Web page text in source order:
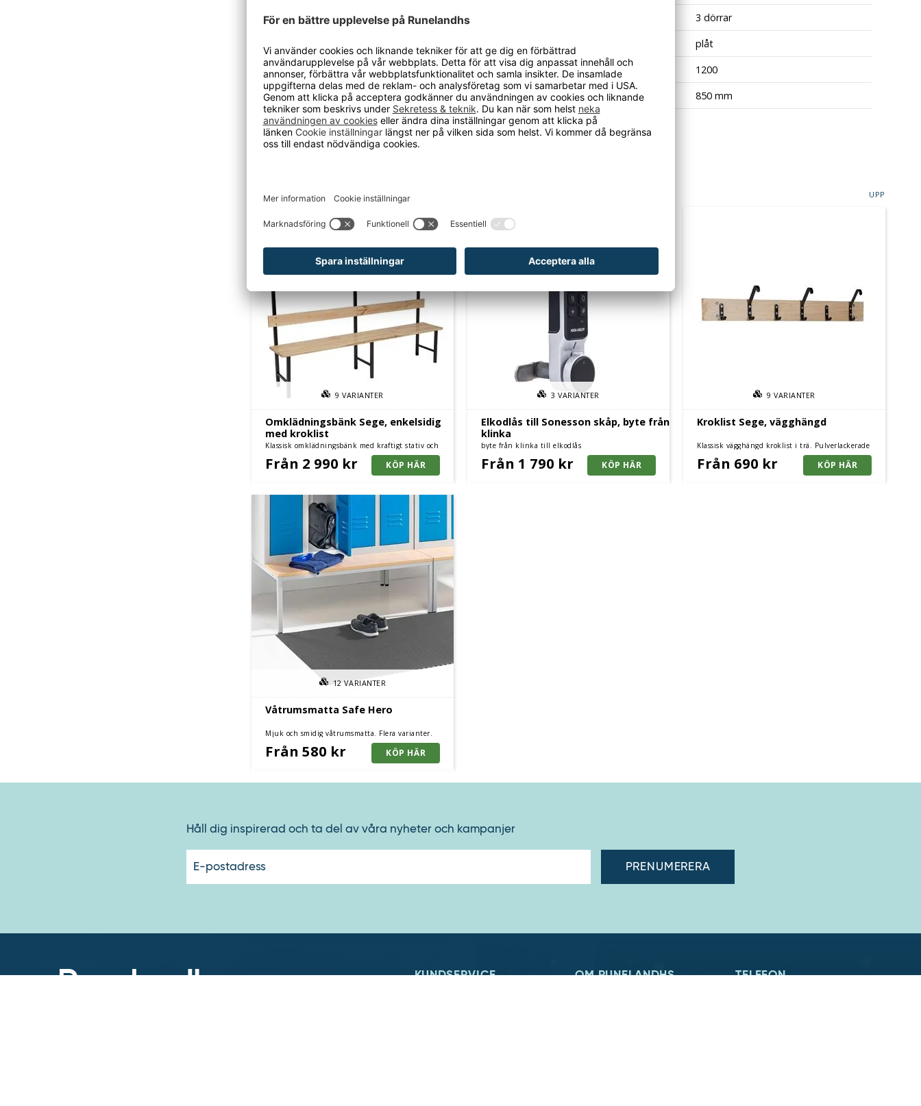
2100 mm) eller bänkstativ med sits av björklaminat (totalhöjd
Stomme i vit (RAL 9010) eller svart (RAL 9005) med dörrar i vit
(RAL 9010), grå (RAL 7040), röd (RAL 3001) eller blå (RAL 5015)
Önskas annan färg på skåpsdörr eller stomme, eller annat
låsalternativ än standard - kontakta oss på Runelandhs för att
beställa: 0480-159 40.
Den här produkten har fått ett nytt art.nr.
Tidigare hade den art.nr. 1731323
3 dörrar
plåt
Bredd (mm)
1200
Totaldjup
850 mm
DU KANSKE OCKSÅ BEHÖVER? UPP
Omklädningsbänk Sege, enkelsidig
med kroklist
Klassisk omklädningsbänk med kraftigt stativ och
furusits - enkelsidig med kroklist och furusits
9VARIANTER
Från 2 990 kr
Elkodlås till Sonesson skåp, byte från
klinka
byte från klinka till elkodlås
3VARIANTER
Från 1 790 kr
Kroklist Sege, vägghängd
Klassisk vägghängd kroklist i trä. Pulverlackerade
9VARIANTER
Från 690 kr
Våtrumsmatta Safe Hero
Mjuk och smidig våtrumsmatta. Flera varianter.
12VARIANTER
Från 580 kr
Håll dig inspirerad och ta del av våra nyheter och kampanjer
postadress"
KUNDSERVICE OM RUNELANDHS TELEFON